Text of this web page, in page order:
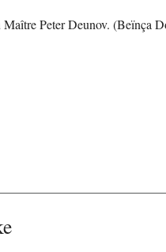
Maître Peter Deunov. (Beïnça